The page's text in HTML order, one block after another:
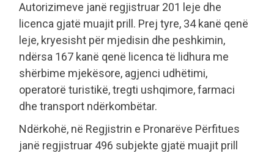
Autorizimeve janë regjistruar 201 leje dhe
licenca gjatë muajit prill. Prej tyre, 34 kanë qenë
leje, kryesisht për mjedisin dhe peshkimin,
ndërsa 167 kanë qenë licenca të lidhura me
shërbime mjekësore, agjenci udhëtimi,
operatorë turistikë, tregti ushqimore, farmaci
dhe transport ndërkombëtar.
Ndërkohë, në Regjistrin e Pronarëve Përfitues
janë regjistruar 496 subjekte gjatë muajit prill